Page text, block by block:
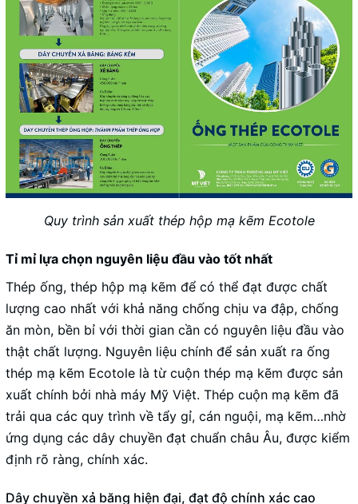
Quy trình sản xuất thép hộp mạ kẽm Ecotole
Tỉ mỉ lựa chọn nguyên liệu đầu vào tốt nhất
Thép ống, thép hộp mạ kẽm để có thể đạt được chất
lượng cao nhất với khả năng chống chịu va đập, chống
ăn mòn, bền bỉ với thời gian cần có nguyên liệu đầu vào
thật chất lượng. Nguyên liệu chính để sản xuất ra ống
thép mạ kẽm Ecotole là từ cuộn thép mạ kẽm được sản
xuất chính bởi nhà máy Mỹ Việt. Thép cuộn mạ kẽm đã
trải qua các quy trình về tẩy gỉ, cán nguội, mạ kẽm…nhờ
ứng dụng các dây chuyền đạt chuẩn châu Âu, được kiểm
định rõ ràng, chính xác.
Dây chuyền xả băng hiện đại, đạt độ chính xác cao